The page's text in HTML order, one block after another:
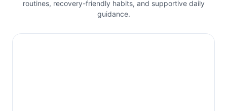
os marcadores de inflamação em
pacientes com EA.
routines, recovery-friendly habits, and supportive daily
guidance.